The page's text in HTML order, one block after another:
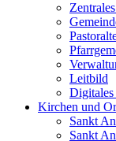
Leitbild
Digitales
Kirchen und
Sankt
Sankt